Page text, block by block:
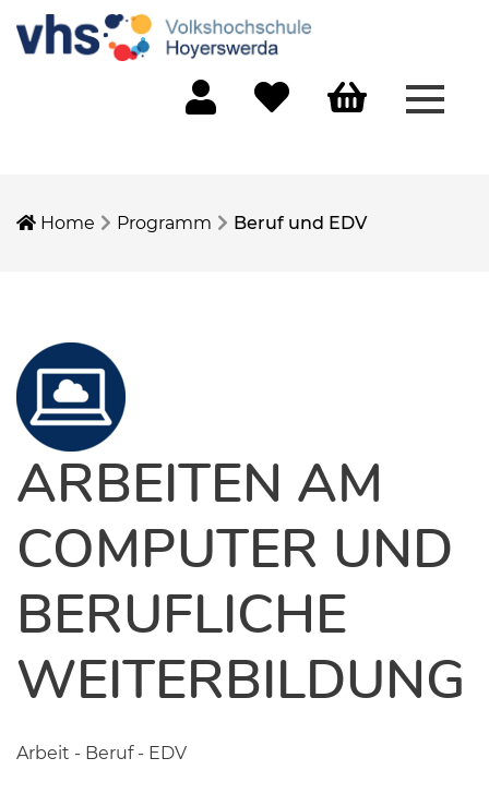
Home Programm Beruf und EDV
ARBEITEN AM
COMPUTER UND
BERUFLICHE
WEITERBILDUNG
Arbeit - Beruf - EDV